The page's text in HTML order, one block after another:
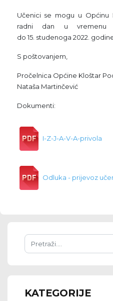
Učenici se mogu u Općinu
radni dan u
do 15. studenoga 2022. godi
S poštovanjem,
Pročelnica Općine Kloštar
Nataša Martinčević
Dokumenti:
I-Z-J-A-V-A-privola
Odluka - prijevoz
KATEGORIJE